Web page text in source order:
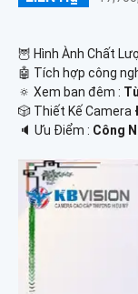
🦉 Hình Ành Chất
🤖️ Tích hợp công
🔅 Xem ban đêm :
🎲 Thiết Kế Camera
️🔈 Ưu Điểm : Công